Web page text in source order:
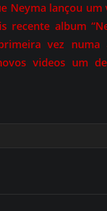
Neyma lançou um
recente album
vez numa
videos um